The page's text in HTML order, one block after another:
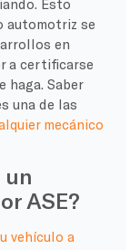
automotriz se
en
a certificarse
haga. Saber
una de las
mecánico
un
ASE?
vehículo a